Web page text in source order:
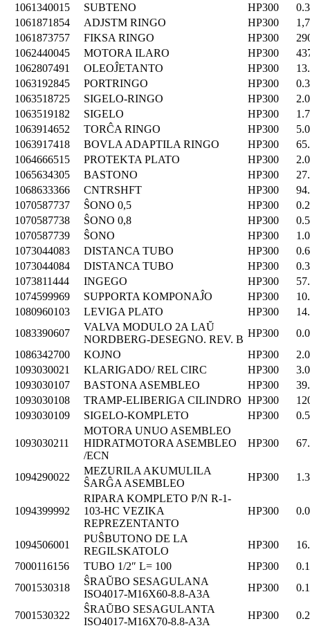
1061340015
SUBTENO HP300
1061871854
ADJSTM RINGO HP300
1061873757
FIKSA RINGO HP300
1062440045
MOTORA ILARO HP300
1062807491
OLEOĴETANTO HP300
1063192845
PORTRINGO HP300
1063518725
SIGELO-RINGO HP300
1063519182
SIGELO HP300
1063914652
TORĈA RINGO HP300
1063917418
BOVLA ADAPTILA RINGO HP300
1064666515
PROTEKTA PLATO HP300
1065634305
BASTONO HP300
1068633366
CNTRSHFT HP300
1070587737
ŜONO 0,5 HP300
1070587738
ŜONO 0,8 HP300
1070587739
ŜONO HP300
1073044083
DISTANCA TUBO HP300
1073044084
DISTANCA TUBO HP300
1073811444
INGEGO HP300
1074599969
SUPPORTA KOMPONAĴO HP300
1080960103
LEVIGA PLATO HP300
1083390607
VALVA MODULO 2A LAŬ
NORDBERG-DESEGNO. REV. B
HP300
1086342700
KOJNO HP300
1093030021
KLARIGADO/ REL CIRC HP300
1093030107
BASTONA ASEMBLEO HP300
1093030108
TRAMP-ELIBERIGA CILINDRO HP300
1093030109
SIGELO-KOMPLETO HP300
1093030211
MOTORA UNUO ASEMBLEO
HIDRATMOTORA ASEMBLEO
/ECN
HP300
1094290022
MEZURILA AKUMULILA
ŜARĜA ASEMBLEO
HP300
1094399992
RIPARA KOMPLETO P/N R-1-
103-HC VEZIKA
REPREZENTANTO
HP300
1094506001
PUŜBUTONO DE LA
REGILSKATOLO
HP300
7000116156
TUBO 1/2″ L= 100 HP300
7001530318
ŜRAŬBO SESAGULANA
ISO4017-M16X60-8.8-A3A
HP300
7001530322
ŜRAŬBO SESAGULANTA
ISO4017-M16X70-8.8-A3A
HP300